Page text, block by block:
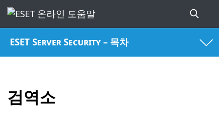
ESET Server Security – 목차
검역소